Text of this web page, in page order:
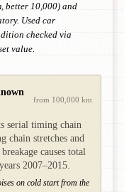
better 10,000) and
Used car
checked via
value.
from 100,000 km
serial timing chain
chain stretches and
causes total
2007–2015.
on cold start from the